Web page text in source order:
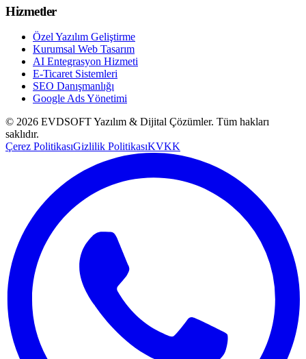
Hizmetler
Özel Yazılım Geliştirme
Kurumsal Web Tasarım
AI Entegrasyon Hizmeti
E-Ticaret Sistemleri
SEO Danışmanlığı
Google Ads Yönetimi
© 2026 EVDSOFT Yazılım & Dijital Çözümler. Tüm hakları
saklıdır.
Çerez PolitikasıGizlilik PolitikasıKVKK